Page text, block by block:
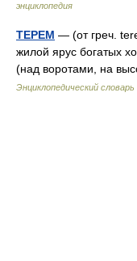
энциклопедия
ТЕРЕМ — (от греч.
жилой ярус богатых
(над воротами, на
Энциклопедический словарь